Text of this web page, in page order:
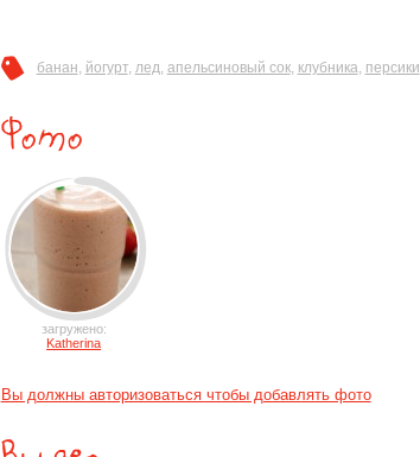
банан, йогурт, лед, апельсиновый сок, клубника, персики
загружено:
Katherina
Вы должны авторизоваться чтобы добавлять фото